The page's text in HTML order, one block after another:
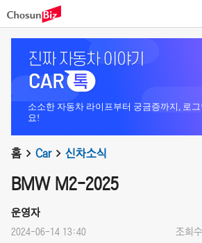
소소한 자동차 라이프부터 궁금증까지, 로
요!
홈 Car 신차소식
BMW M2-2025
운영자
2024-06-14 13:40 조회수